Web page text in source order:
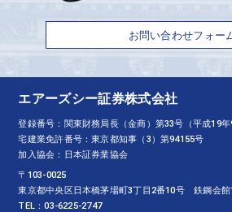
お問い合わせフォー
エアーズシー証券株式会社
登録番号：関東財務局長（金商）第33号（平成19年
宅建業免許番号：東京都知事（3）第94155号
加入協会：日本証券業協会
〒103-0025
東京都中央区日本橋茅場町3丁目2番10号 鉄鋼会館
TEL：03-6225-2747